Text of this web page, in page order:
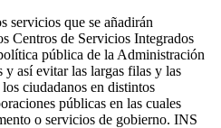
servicios que se añadirán
Centros de Servicios Integrados
pública de la Administración
y así evitar las largas filas y las
ciudadanos en distintos
públicas en las cuales
o servicios de gobierno. INS